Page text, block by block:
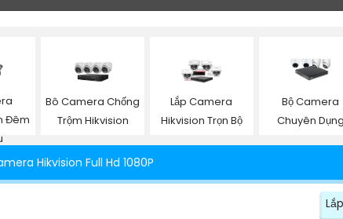
Đêm
Bô Camera Chống
Trộm Hikvision
Lắp Camera
Hikvision Trọn Bộ
Bộ Camera
Chuyên Dụng
Hikvision Full Hd 1080P